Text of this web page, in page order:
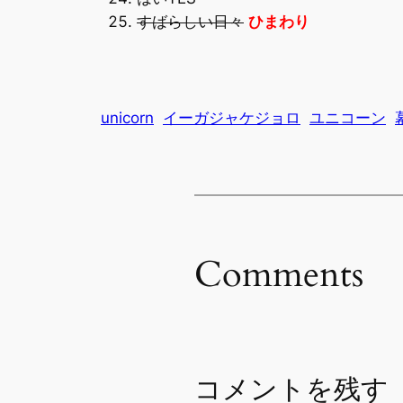
すばらしい日々 ひまわり
unicorn イーガジャケジョロ ユニコーン
Comments
コメントを残す